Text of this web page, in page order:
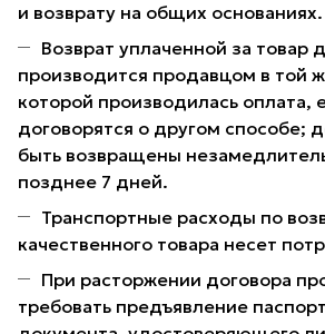
и возврату на общих основаниях.
Возврат уплаченной за
производится продавцом в той
которой производилась оплата,
договорятся о другом способе;
быть возвращены
позднее 7 дней.
Транспортные расходы по
качественного товара несет
При расторжении договора
требовать предъявление